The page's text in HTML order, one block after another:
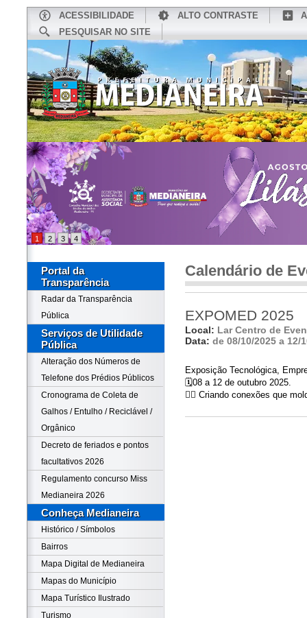
ACESSIBILIDADE ALTO CONTRASTE
PESQUISAR NO SITE
CONHEÇA MEDIANEIRA
1 2 3 4
Portal da
Transparência
Radar da Transparência
Pública
Serviços de Utilidade
Pública
Alteração dos Números de
Telefone dos Prédios Públicos
Cronograma de Coleta de
Galhos / Entulho / Reciclável /
Orgânico
Decreto de feriados e pontos
facultativos 2026
Regulamento concurso Miss
Medianeira 2026
Conheça Medianeira
Histórico / Símbolos
Bairros
Mapa Digital de Medianeira
Mapas do Município
Mapa Turístico Ilustrado
Turismo
Calendário de
EXPOMED 2025
Local: Lar Centro de
Data: de 08/10/2025 a 12/
Exposição Tecnológica,
🗓08 a 12 de outubro 2025.
👉🏻 Criando conexões que